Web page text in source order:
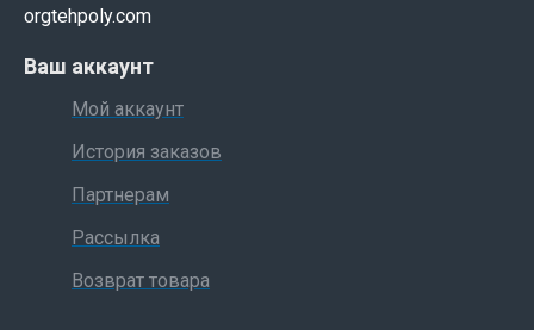
orgtehpoly.com
Ваш аккаунт
Мой аккаунт
История заказов
Партнерам
Рассылка
Возврат товара